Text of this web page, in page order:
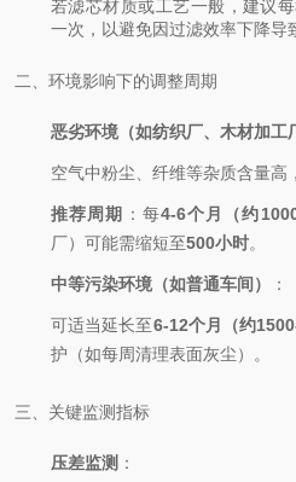
若滤芯材质或工艺一般，建议每
一次，以避免因过滤效率下降导
二、环境影响下的调整周期
恶劣环境（如纺织厂、木材加工
空气中粉尘、纤维等杂质含量高
推荐周期 ：每4-6个月（约
厂）可能需缩短至500小时。
中等污染环境（如普通车间） ：
可适当延长至6-12个月（约
护（如每周清理表面灰尘）。
三、关键监测指标
压差监测 ：